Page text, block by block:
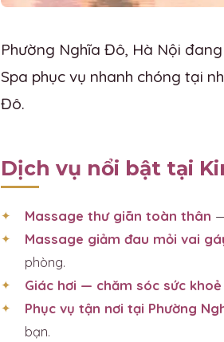
Phường Nghĩa Đô, Hà Nội
Spa phục vụ nhanh chóng tại
Đô.
Dịch vụ nổi bật tại
Massage thư giãn toàn thân
Massage giảm đau mỏi vai
phòng.
Giác hơi — chăm sóc sức khoẻ
Phục vụ tận nơi tại Phường
bạn.